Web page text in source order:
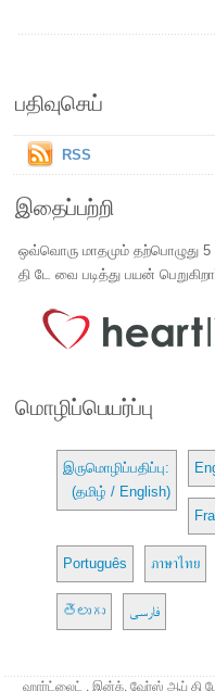
பதிவுசெய்
RSS
இதைப்பற்றி
ஒவ்வொரு மாதமும் தற்பொழுது
தி டே வை படித்து பயன்
மொழிப்பெயர்ப்பு
இருமொழிப்பதிப்பு:
(தமிழ் / English)
Português ภาษาไทย
తెలుగు فارسی
ஹார்ட்லைட் , இன்க். வேர்ஸ் ஆப் தி